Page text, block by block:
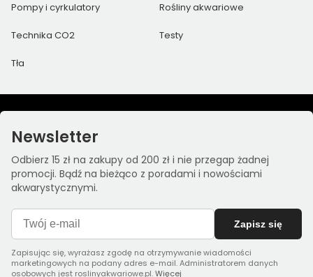
Pompy i cyrkulatory Rośliny akwariowe
Technika CO2 Testy
Tła
Newsletter
Odbierz 15 zł na zakupy od 200 zł i nie przegap żadnej
promocji. Bądź na bieżąco z poradami i nowościami
akwarystycznymi.
Zapisz się
Zapisując się, wyrażasz zgodę na otrzymywanie wiadomości
marketingowych na podany adres e-mail. Administratorem danych
osobowych jest roslinyakwariowe.pl.Więcej